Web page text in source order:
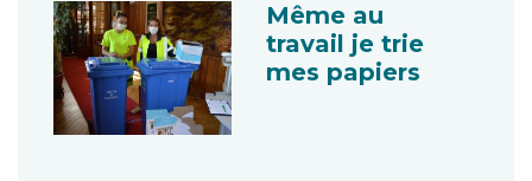
Même au
travail je trie
mes papiers